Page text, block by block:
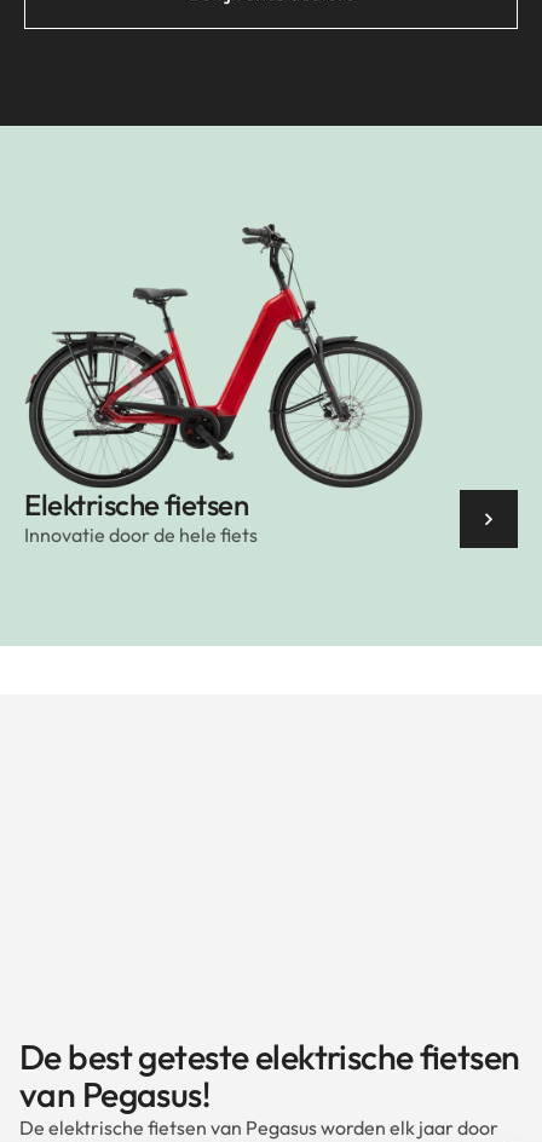
Elektrische fietsen
Innovatie door de hele fiets
De best geteste elektrische fietsen
van Pegasus!
De elektrische fietsen van Pegasus worden elk jaar door